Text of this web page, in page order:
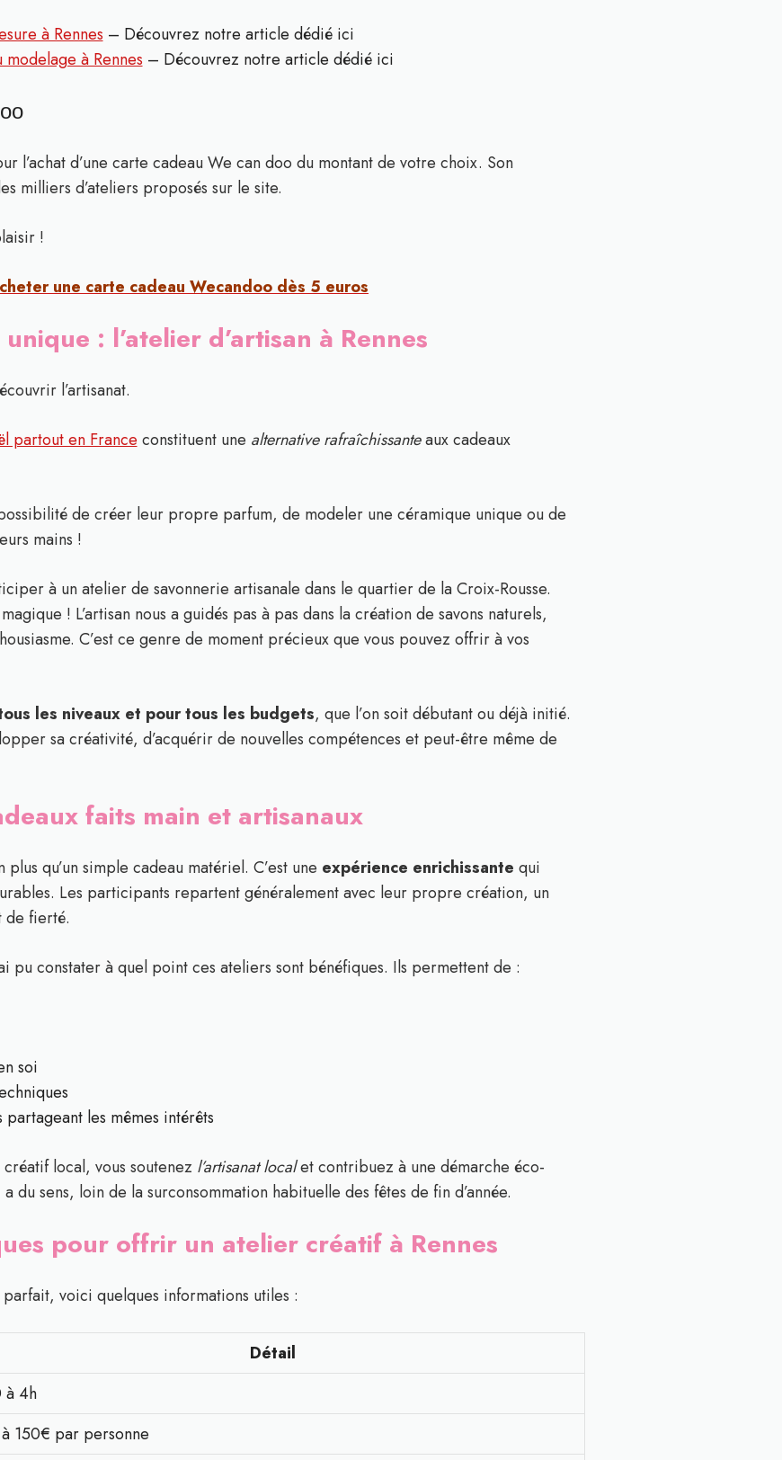
à Rennes – Découvrez notre article dédié ici
à Rennes – Découvrez notre article dédié ici
l’achat d’une carte cadeau We can doo du montant de votre choix. Son
milliers d’ateliers proposés sur le site.
!
une carte cadeau Wecandoo dès 5 euros
: l’atelier d’artisan à Rennes
l’artisanat.
partout en France constituent une alternative rafraîchissanteaux cadeaux
de créer leur propre parfum, de modeler une céramique unique ou de
mains !
à un atelier de savonnerie artisanale dans le quartier de la Croix-Rousse.
! L’artisan nous a guidés pas à pas dans la création de savons naturels,
C’est ce genre de moment précieux que vous pouvez offrir à vos
les niveaux et pour tous les budgets, que l’on soit débutant ou déjà initié.
sa créativité, d’acquérir de nouvelles compétences et peut-être même de
faits main et artisanaux
qu’un simple cadeau matériel. C’est une expérience enrichissante qui
Les participants repartent généralement avec leur propre création, un
de fierté.
pu constater à quel point ces ateliers sont bénéfiques. Ils permettent de :
soi
les mêmes intérêts
local, vous soutenez l’artisanat localet contribuez à une démarche éco-
du sens, loin de la surconsommation habituelle des fêtes de fin d’année.
pour offrir un atelier créatif à Rennes
voici quelques informations utiles :
Détail
à 4h
150€ par personne